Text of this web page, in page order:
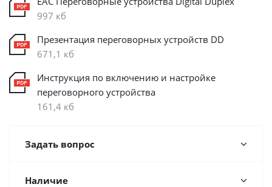
997 кб
Презентация переговорных устройств DD
671,1 кб
Инструкция по включению и настройке
переговорного устройства
161,4 кб
Задать вопрос
Наличие